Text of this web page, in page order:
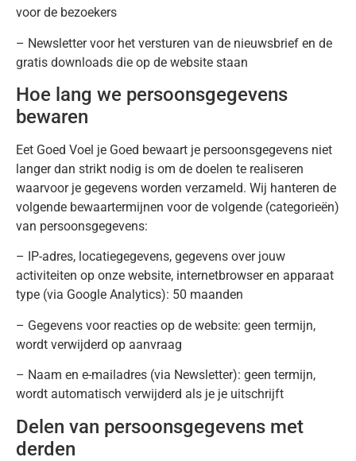
voor de bezoekers
– Newsletter voor het versturen van de nieuwsbrief en de
gratis downloads die op de website staan
Hoe lang we persoonsgegevens
bewaren
Eet Goed Voel je Goed bewaart je persoonsgegevens niet
langer dan strikt nodig is om de doelen te realiseren
waarvoor je gegevens worden verzameld. Wij hanteren de
volgende bewaartermijnen voor de volgende (categorieën)
van persoonsgegevens:
– IP-adres, locatiegegevens, gegevens over jouw
activiteiten op onze website, internetbrowser en apparaat
type (via Google Analytics): 50 maanden
– Gegevens voor reacties op de website: geen termijn,
wordt verwijderd op aanvraag
– Naam en e-mailadres (via Newsletter): geen termijn,
wordt automatisch verwijderd als je je uitschrijft
Delen van persoonsgegevens met
derden